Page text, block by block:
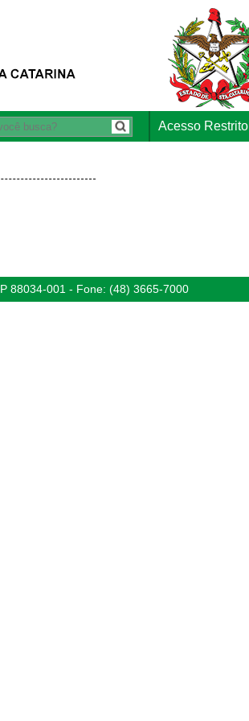
Acesso Restrito
88034-001 - Fone: (48) 3665-7000